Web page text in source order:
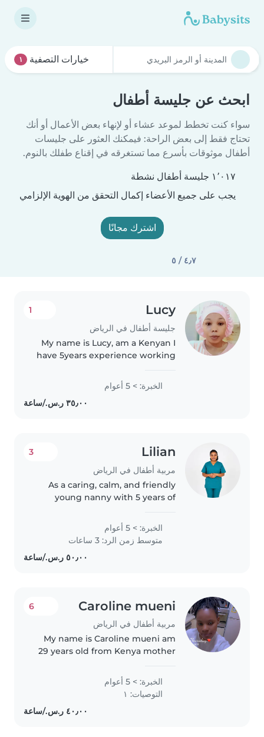
خيارات التصفية ١
ابحث عن جليسة أطفال
سواء كنت تخطط لموعد عشاء أو لإنهاء بعض الأعمال أو أنك
تحتاج فقط إلى بعض الراحة: فيمكنك العثور على جليسات
أطفال موثوقات بأسرع مما تستغرقه في إقناع طفلك بالنوم.
١٬٠١٧ جليسة أطفال نشطة
يجب على جميع الأعضاء إكمال التحقق من الهوية الإلزامي
اشترك مجانًا
٤٫٧ / ٥
Lucy
جليسة أطفال في الرياض
1
My name is Lucy, am a Kenyan I
have 5years experience working
with my job very friendly and
responsible am very hard
working lady I know how to
الخبرة: > 5 أعوام
Lilian
مربية أطفال في الرياض
3
As a caring, calm, and friendly
young nanny with 5 years of
school-aged children, I'm excited
to provide exceptional childcare
for your family. Although..
الخبرة: > 5 أعوام
متوسط زمن الرد: 3 ساعات
Caroline mueni
مربية أطفال في الرياض
6
My name is Caroline mueni am
29 years old from Kenya mother
..i have 5yrs of experience as a
nanny im looking for full time
live in or live out job..
الخبرة: > 5 أعوام
التوصيات: ١